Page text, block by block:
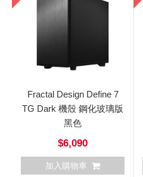
Fractal Design Define 7
TG Dark 機殼 鋼化玻璃版
黑色
$6,090
加入購物車